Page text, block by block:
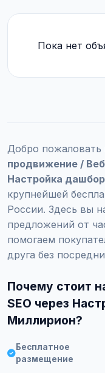
Пока нет
Добро пожаловать
продвижение /
Настройка
крупнейшей
России. Здесь вы
предложений от
помогаем
друга без
Почему стоит
SEO через
Миллирион?
Бесплатное
размещение